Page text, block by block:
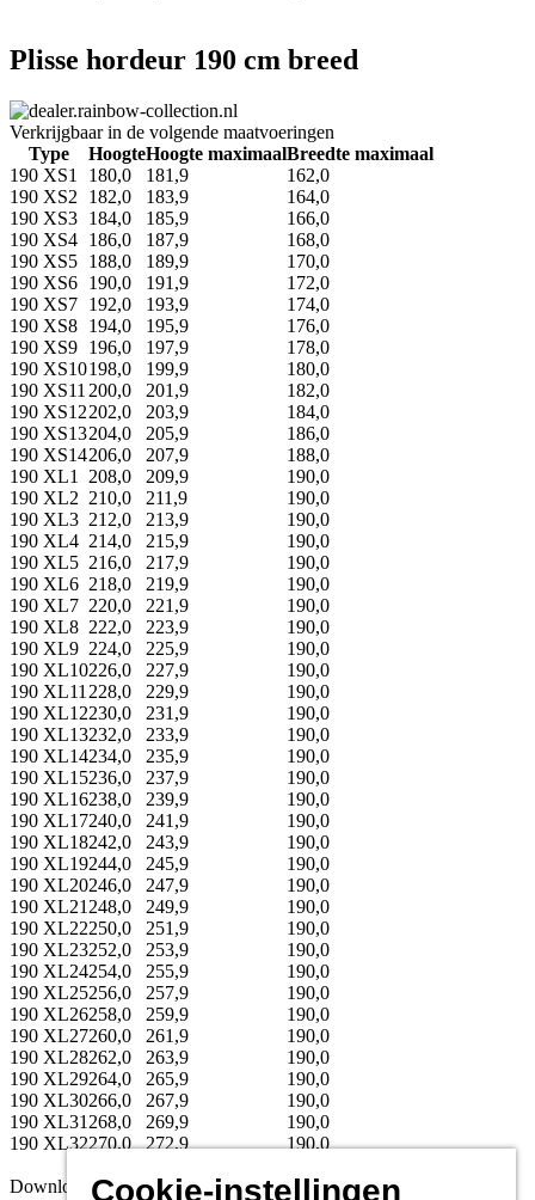
Plisse hordeur 190 cm breed
Verkrijgbaar in de volgende maatvoeringen
Type
HoogteHoogte maximaalBreedte maximaal
190 XS1
180,0 181,9
162,0
190 XS2
182,0 183,9
164,0
190 XS3 184,0 185,9
166,0
190 XS4 186,0 187,9
168,0
190 XS5 188,0 189,9
170,0
190 XS6 190,0 191,9
172,0
190 XS7 192,0 193,9
174,0
190 XS8 194,0 195,9
176,0
190 XS9 196,0 197,9
178,0
190 XS10198,0 199,9
180,0
190 XS11 200,0 201,9
182,0
190 XS12202,0 203,9
184,0
190 XS13204,0 205,9
186,0
190 XS14206,0 207,9
188,0
190 XL1
208,0 209,9
190,0
190 XL2 210,0 211,9
190,0
190 XL3 212,0 213,9
190,0
190 XL4 214,0 215,9
190,0
190 XL5 216,0 217,9
190,0
190 XL6 218,0 219,9
190,0
190 XL7 220,0 221,9
190,0
190 XL8 222,0 223,9
190,0
190 XL9 224,0 225,9
190,0
190 XL10226,0 227,9
190,0
190 XL11 228,0 229,9
190,0
190 XL12230,0 231,9
190,0
190 XL13232,0 233,9
190,0
190 XL14234,0 235,9
190,0
190 XL15236,0 237,9
190,0
190 XL16238,0 239,9
190,0
190 XL17240,0 241,9
190,0
190 XL18242,0 243,9
190,0
190 XL19244,0 245,9
190,0
190 XL20246,0 247,9
190,0
190 XL21 248,0 249,9
190,0
190 XL22250,0 251,9
190,0
190 XL23252,0 253,9
190,0
190 XL24254,0 255,9
190,0
190 XL25256,0 257,9
190,0
190 XL26258,0 259,9
190,0
190 XL27260,0 261,9
190,0
190 XL28262,0 263,9
190,0
190 XL29264,0 265,9
190,0
190 XL30266,0 267,9
190,0
190 XL31 268,0 269,9
190,0
190 XL32270,0 272,9 190,0
DownloadsCookie-instellingen